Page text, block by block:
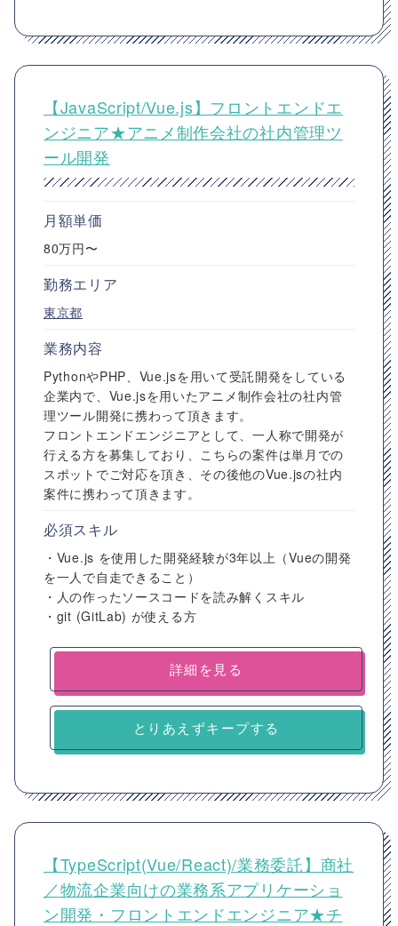
【JavaScript/Vue.js】フロントエンドエ
ンジニア★アニメ制作会社の社内管理ツ
ール開発
月額単価
80万円〜
勤務エリア
東京都
業務内容
PythonやPHP、Vue.jsを用いて受託開発をしている
企業内で、Vue.jsを用いたアニメ制作会社の社内管
理ツール開発に携わって頂きます。
フロントエンドエンジニアとして、一人称で開発が
行える方を募集しており、こちらの案件は単月での
スポットでご対応を頂き、その後他のVue.jsの社内
案件に携わって頂きます。
必須スキル
・Vue.js を使用した開発経験が3年以上（Vueの開発
を一人で自走できること）
・人の作ったソースコードを読み解くスキル
・git (GitLab) が使える方
詳細を見る
とりあえずキープする
【TypeScript(Vue/React)/業務委託】商社
／物流企業向けの業務系アプリケーショ
ン開発・フロントエンドエンジニア★チ